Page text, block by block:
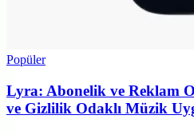
Popüler
Lyra: Abonelik ve Reklam
ve Gizlilik Odaklı Müzik